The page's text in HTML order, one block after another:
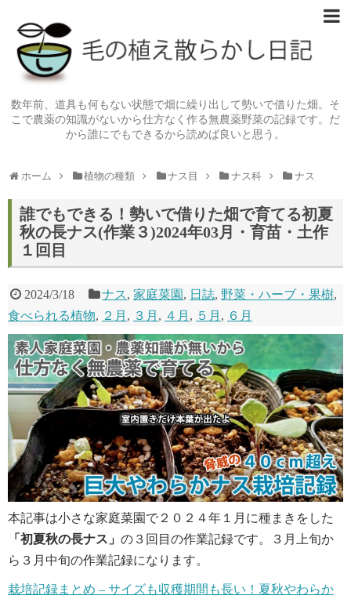
数年前、道具も何もない状態で畑に繰り出して勢いで借りた畑。そ
こで農薬の知識がないから仕方なく作る無農薬野菜の記録です。だ
から誰にでもできるから読めば良いと思う。
ホーム 植物の種類 ナス目 ナス科 ナス
誰でもできる！勢いで借りた畑で育てる初夏
秋の長ナス(作業３)2024年03月・育苗・土作
１回目
2024/3/18 ナス,家庭菜園 , 日誌, 野菜・ハーブ・果樹,
食べられる植物, ２月 , ３月 , ４月 , ５月 , ６月
本記事は小さな家庭菜園で２０２４年１月に種まきをした
「初夏秋の長ナス」 の３回目の作業記録です。３月上旬か
ら３月中旬の作業記録になります。
栽培記録まとめ – サイズも収穫期間も長い！夏秋やわらか